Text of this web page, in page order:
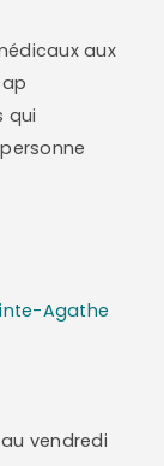
aux
qui
Agathe
vendredi